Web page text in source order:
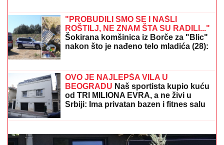
SAD POSTAJE PEVAČICASnimak
uzburkao mreže, silikoni u prvom
planu: O njenom skandalu sa 20
godina starijim brujao Balkan
Šokirana komšinica iz Borče za "Blic"
nakon što je nađeno telo mladića (28):
Potresni prizori sa lica mesta (FOTO,
VIDEO)